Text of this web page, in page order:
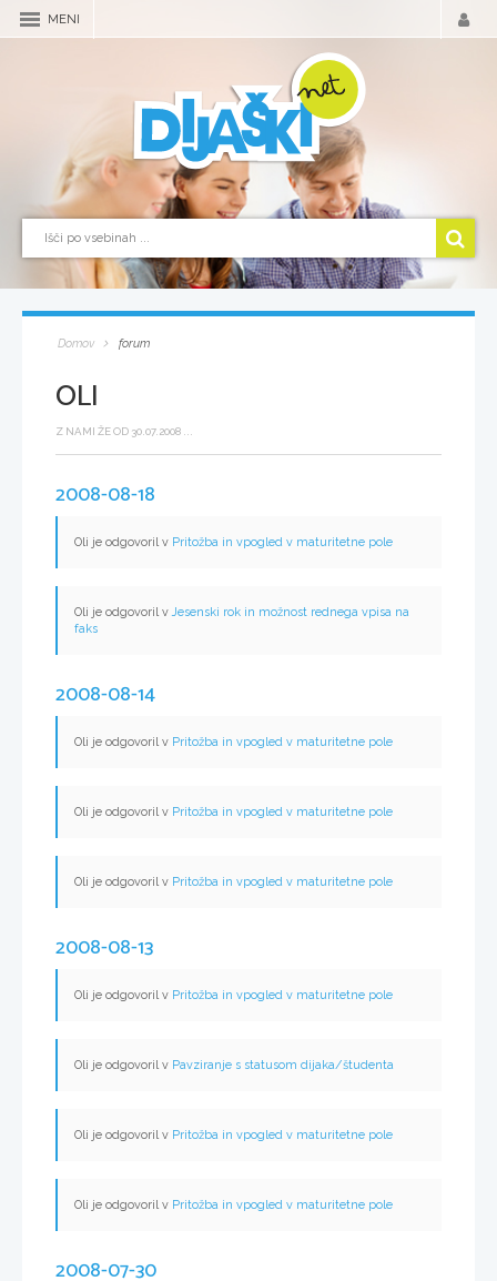
MENI
Domov forum
OLI
Z NAMI ŽE OD 30.07.2008 ...
2008-08-18
Oli je odgovoril v Pritožba in vpogled v maturitetne pole
Oli je odgovoril vJesenski rok in možnost rednega vpisa na
faks
2008-08-14
Oli je odgovoril v Pritožba in vpogled v maturitetne pole
Oli je odgovoril v Pritožba in vpogled v maturitetne pole
Oli je odgovoril v Pritožba in vpogled v maturitetne pole
2008-08-13
Oli je odgovoril v Pritožba in vpogled v maturitetne pole
Oli je odgovoril v Pavziranje s statusom dijaka/študenta
Oli je odgovoril v Pritožba in vpogled v maturitetne pole
Oli je odgovoril v Pritožba in vpogled v maturitetne pole
2008-07-30